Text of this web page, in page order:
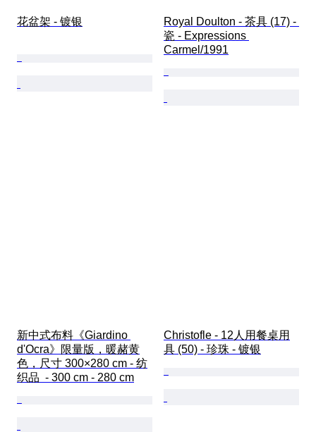
花盆架 - 镀银
Royal Doulton - 茶具 (17) -
瓷 - Expressions
Carmel/1991
新中式布料《Giardino
d'Ocra》限量版，暖赭黄
色，尺寸 300×280 cm - 纺
织品  - 300 cm - 280 cm
Christofle - 12人用餐桌用
具 (50) - 珍珠 - 镀银